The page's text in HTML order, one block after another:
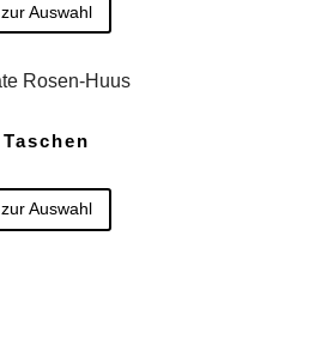
zur Auswahl
Taschen
zur Auswahl